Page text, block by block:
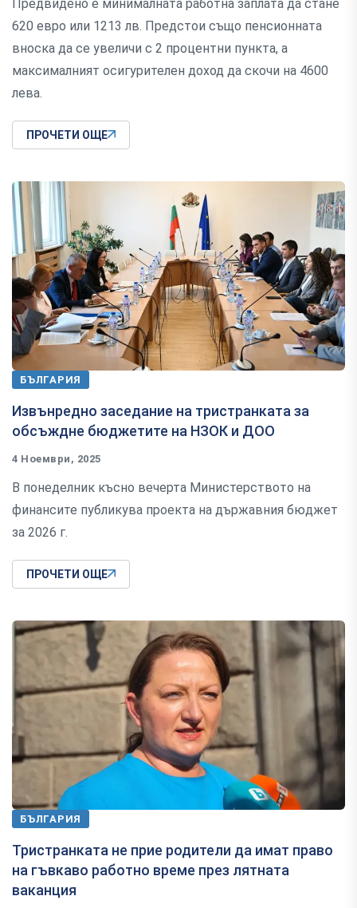
Предвидено е минималната работна заплата да стане
620 евро или 1213 лв. Предстои също пенсионната
вноска да се увеличи с 2 процентни пункта, а
максималният осигурителен доход да скочи на 4600
лева.
ПРОЧЕТИ ОЩЕ
БЪЛГАРИЯ
Извънредно заседание на тристранката за
обсъждне бюджетите на НЗОК и ДОО
4 Ноември, 2025
В понеделник късно вечерта Министерството на
финансите публикува проекта на държавния бюджет
за 2026 г.
ПРОЧЕТИ ОЩЕ
БЪЛГАРИЯ
Тристранката не прие родители да имат право
на гъвкаво работно време през лятната
ваканция